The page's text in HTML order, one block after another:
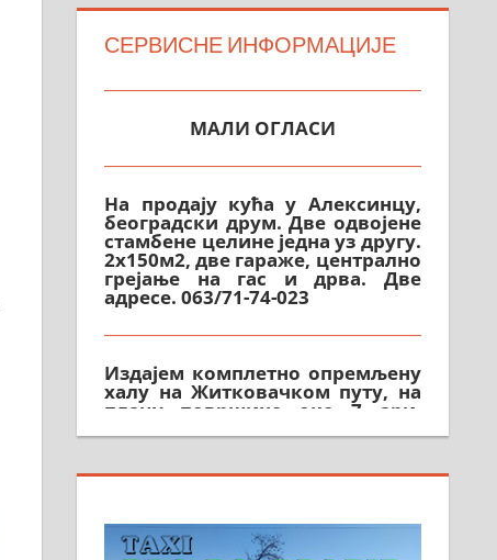
СЕРВИСНЕ ИНФОРМАЦИЈЕ
МАЛИ ОГЛАСИ
На продају кућа у Алексинцу,
стамбене целине једна уз другу.
2х150м2, две гараже, централно
грејање на гас и дрва. Две
адресе. 063/71-74-023
Издајем комплетно опремљену
плацу површине око 7 ари.
064/321-80-51; 063/102-35-25
незавршена кућа површине 160
Зеленом виру у Алексинцу.
Могућа замена. 064/21-63-584